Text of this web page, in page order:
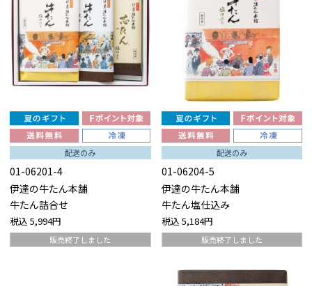
配送のみ
01-06201-4
伊達の牛たん本舗
牛たん詰合せ
税込 5,994円
販売終了しました
配送のみ
01-06204-5
伊達の牛たん本舗
牛たん塩仕込み
税込 5,184円
販売終了しました